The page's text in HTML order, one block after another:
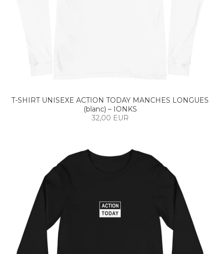
T-SHIRT UNISEXE ACTION TODAY MANCHES LONGUES
(blanc) – IONKS
32,00 EUR